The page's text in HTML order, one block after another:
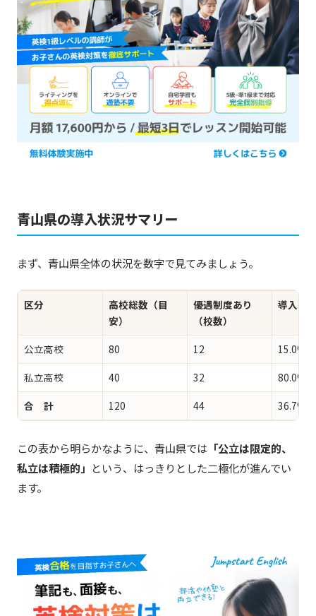
青山県の導入状況サマリー
まず、青山県全体の状況を数字で見てみましょう。
区分
高校総数（目
安）
優遇制度あり
（校数）
導入率
公立高校 80 12
15.0%
私立高校
40 32
80.0%
合 計
120 44 36.7%
この表から明らかなように、青山県では 「公立は限定的、
私立は積極的」 という、はっきりとした二極化が進んでい
ます。